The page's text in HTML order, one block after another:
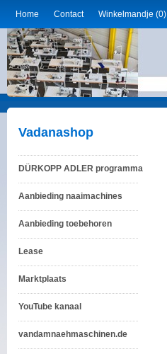
Home Contact Winkelmandje (0)
Vadanashop
DÜRKOPP ADLER programma
Aanbieding naaimachines
Aanbieding toebehoren
Lease
Marktplaats
YouTube kanaal
vandamnaehmaschinen.de